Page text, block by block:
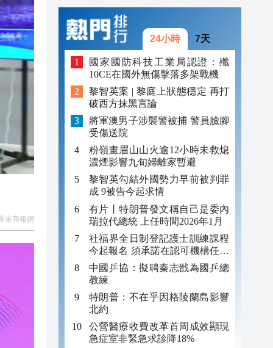
20:39
港商報網
24小時 7天
國家國防科技工業局認證：殲
10CE在國外無傷擊落多架戰機
黎智英案 | 黎庭上狀態穩定 再打
破西方抹黑言論
將軍澳男子涉襲警被捕 警員臉腳
受傷送院
粉嶺畫眉山山火逾12小時未救熄
濃煙影響九旬婦離家暫避
黎智英勾結外國勢力早前被判罪
成 9被告今起求情
有片丨特朗普發文稱自己是委內
瑞拉代總統 上任時間2026年1月
社福界全日制登記護士訓練課程
今起報名 須承諾在認可機構任職
至少三年
中國乒協：擬聘秦志戩為國乒總
教練
特朗普：不在乎因格陵蘭島影響
北約
公營醫療收費改革首周成效顯現
急症室非緊急求診降18%